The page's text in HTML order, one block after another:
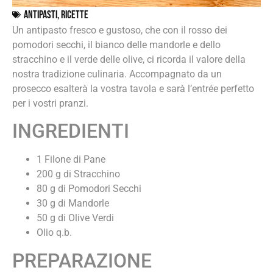
Antipasti,Ricette
Un antipasto fresco e gustoso, che con il rosso dei
pomodori secchi, il bianco delle mandorle e dello
stracchino e il verde delle olive, ci ricorda il valore della
nostra tradizione culinaria. Accompagnato da un
prosecco esalterà la vostra tavola e sarà l’entrée perfetto
per i vostri pranzi.
INGREDIENTI
1 Filone di Pane
⁠200 g di Stracchino
⁠80 g di Pomodori Secchi
30 g di Mandorle
50 g di Olive Verdi
⁠Olio q.b.
PREPARAZIONE